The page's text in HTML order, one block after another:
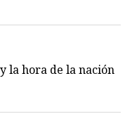
la hora de la nación